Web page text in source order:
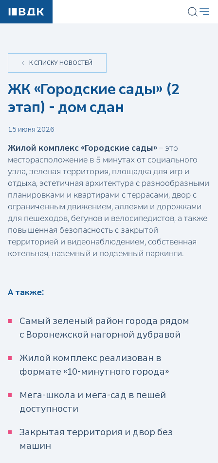
К СПИСКУ НОВОСТЕЙ
ЖК «Городские сады» (2
этап) - дом сдан
15 июня 2026
Жилой комплекс «Городские сады»– это
месторасположение в 5 минутах от социального
узла, зеленая территория, площадка для игр и
отдыха, эстетичная архитектура с разнообразными
планировками и квартирами с террасами, двор с
ограниченным движением, аллеями и дорожками
для пешеходов, бегунов и велосипедистов, а также
повышенная безопасность с закрытой
территорией и видеонаблюдением, собственная
котельная, наземный и подземный паркинги.
А также:
Самый зеленый район города рядом
с Воронежской нагорной дубравой
Жилой комплекс реализован в
формате «10-минутного города»
Мега-школа и мега-сад в пешей
доступности
Закрытая территория и двор без
машин